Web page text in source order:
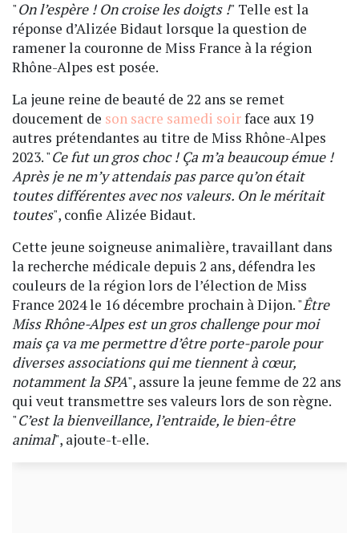
"On l’espère ! On croise les doigts !" Telle est la
réponse d’Alizée Bidaut lorsque la question de
ramener la couronne de Miss France à la région
Rhône-Alpes est posée.
La jeune reine de beauté de 22 ans se remet
doucement de son sacre samedi soirface aux 19
autres prétendantes au titre de Miss Rhône-Alpes
2023. "Ce fut un gros choc ! Ça m’a beaucoup émue !
Après je ne m’y attendais pas parce qu’on était
toutes différentes avec nos valeurs. On le méritait
toutes", confie Alizée Bidaut.
Cette jeune soigneuse animalière, travaillant dans
la recherche médicale depuis 2 ans, défendra les
couleurs de la région lors de l’élection de Miss
France 2024 le 16 décembre prochain à Dijon. "Être
Miss Rhône-Alpes est un gros challenge pour moi
mais ça va me permettre d’être porte-parole pour
diverses associations qui me tiennent à cœur,
notamment la SPA", assure la jeune femme de 22 ans
qui veut transmettre ses valeurs lors de son règne.
"C’est la bienveillance, l’entraide, le bien-être
animal", ajoute-t-elle.